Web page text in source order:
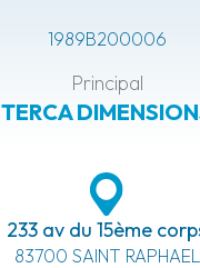
1989B200006
Principal
TERCA
233 av du 15ème
83700 SAINT RAPHAEL